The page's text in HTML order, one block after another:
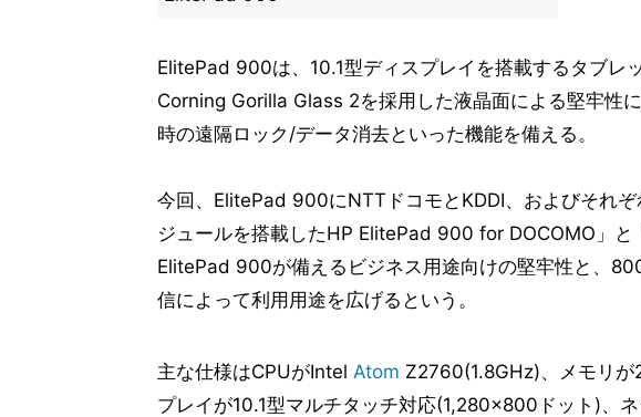
ElitePad 900は、10.1型ディスプレイを搭載するタブレ
Corning Gorilla Glass 2を採用した液晶面による堅牢性
時の遠隔ロック/データ消去といった機能を備える。
今回、ElitePad 900にNTTドコモとKDDI、およびそれ
ジュールを搭載したHP ElitePad 900 for DOCOMO」
ElitePad 900が備えるビジネス用途向けの堅牢性と、
信によって利用用途を広げるという。
主な仕様はCPUがIntel Atom Z2760(1.8GHz)、メモリ
プレイが10.1型マルチタッチ対応(1,280×800ドット)、